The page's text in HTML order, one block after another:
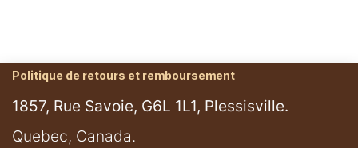
Politique de retours et remboursement
1857, Rue Savoie, G6L 1L1, Plessisville.
​Quebec, Canada.